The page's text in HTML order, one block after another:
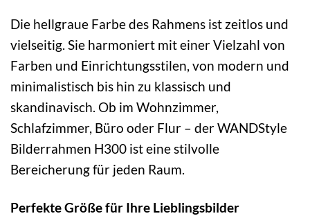
Die hellgraue Farbe des Rahmens ist zeitlos und
vielseitig. Sie harmoniert mit einer Vielzahl von
Farben und Einrichtungsstilen, von modern und
minimalistisch bis hin zu klassisch und
skandinavisch. Ob im Wohnzimmer,
Schlafzimmer, Büro oder Flur – der WANDStyle
Bilderrahmen H300 ist eine stilvolle
Bereicherung für jeden Raum.
Perfekte Größe für Ihre Lieblingsbilder